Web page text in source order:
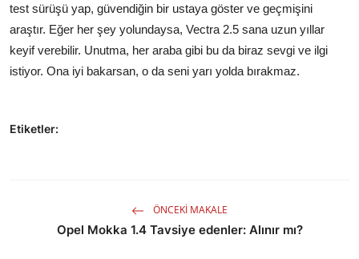
test sürüşü yap, güvendiğin bir ustaya göster ve geçmişini
araştır. Eğer her şey yolundaysa, Vectra 2.5 sana uzun yıllar
keyif verebilir. Unutma, her araba gibi bu da biraz sevgi ve ilgi
istiyor. Ona iyi bakarsan, o da seni yarı yolda bırakmaz.
Etiketler:
ÖNCEKI MAKALE
Opel Mokka 1.4 Tavsiye edenler: Alınır mı?